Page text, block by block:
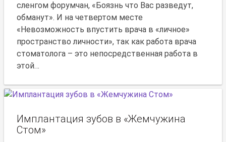
сленгом форумчан, «Боязнь что Вас разведут,
обманут». И на четвертом месте
«Невозможность впустить врача в «личное»
пространство личности», так как работа врача
стоматолога – это непосредственная работа в
этой…
Имплантация зубов в «Жемчужина
Стом»